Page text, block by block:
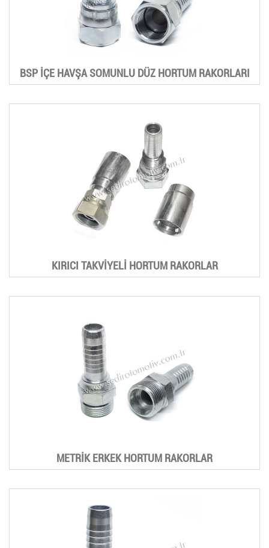
BSP İÇE HAVŞA SOMUNLU DÜZ HORTUM RAKORLARI
KIRICI TAKVİYELİ HORTUM RAKORLAR
METRİK ERKEK HORTUM RAKORLAR